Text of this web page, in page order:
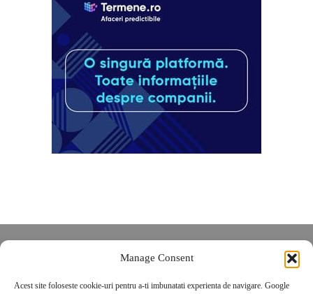
Manage Consent
Acest site foloseste cookie-uri pentru a-ti imbunatati experienta de navigare. Google
POLITICĂ DE CONFIDENȚIALITATE